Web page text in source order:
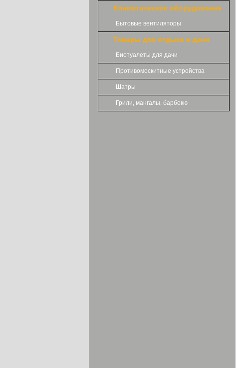
Климатическое оборудование
Бытовые вентиляторы
Товары для отдыха и дачи
Биотуалеты для дачи
Противомоскитные устройства
Шатры
Грили, мангалы, барбекю